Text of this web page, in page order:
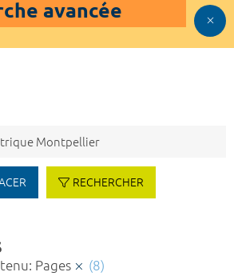
avancée
RECHERCHER
Pages
(8)